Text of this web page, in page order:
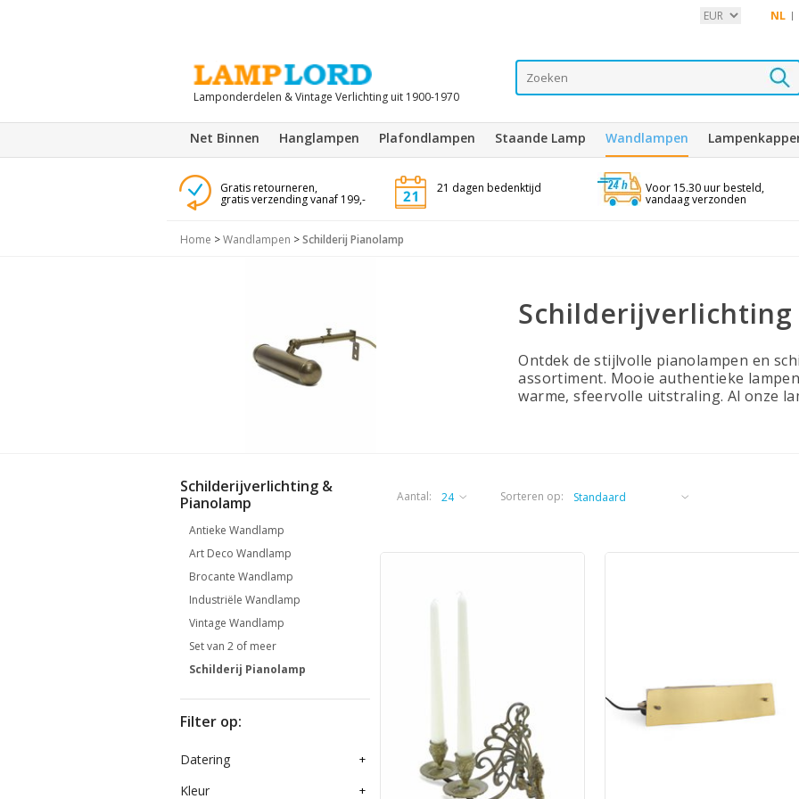
NL
Lamponderdelen & Vintage Verlichting uit 1900-1970
Net Binnen Hanglampen Plafondlampen Staande Lamp Wandlampen
Gratis retourneren,
gratis verzending vanaf 199,-
21 dagen bedenktijd Voor 15.30 uur besteld,
vandaag verzonden
Home >Wandlampen >Schilderij Pianolamp
Schilderijverlichting
Ontdek de stijlvolle pianolampen en
assortiment. Mooie authentieke
warme, sfeervolle uitstraling. Al onze
Schilderijverlichting &
Pianolamp
Antieke Wandlamp
Art Deco Wandlamp
Brocante Wandlamp
Industriële Wandlamp
Vintage Wandlamp
Set van 2 of meer
Schilderij Pianolamp
Filter op:
+
Datering
+
Kleur
Aantal: Sorteren op: